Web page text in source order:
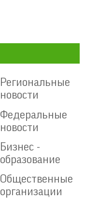
Региональные
новости
Федеральные
новости
Бизнес -
образование
Общественные
организации